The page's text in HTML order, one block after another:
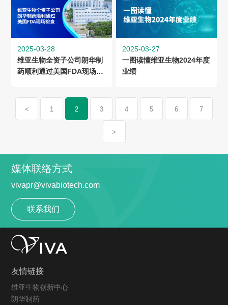
2025-03-28
维亚生物全资子公司朗华制
药顺利通过美国FDA现场检
2025-03-27
一图读懂维亚生物2024年度
业绩
< 1 2 3 4 5 6 7
>
媒体联络方式
vivapr@vivabiotech.com
联系我们
友情链接
维亚生物创新中心
朗华制药